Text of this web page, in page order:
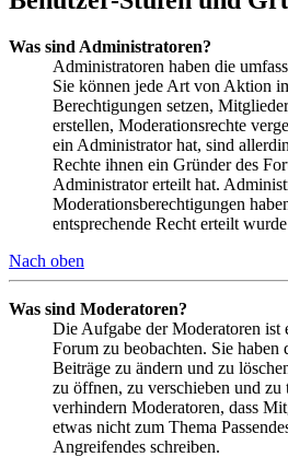
Was sind Administratoren?
Administratoren haben die
Sie können jede Art von Aktion
Berechtigungen setzen,
erstellen, Moderationsrechte
ein Administrator hat, sind
Rechte ihnen ein Gründer des
Administrator erteilt hat.
Moderationsberechtigungen
entsprechende Recht erteilt
Nach oben
Was sind Moderatoren?
Die Aufgabe der Moderatoren ist
Forum zu beobachten. Sie haben
Beiträge zu ändern und zu
zu öffnen, zu verschieben und
verhindern Moderatoren, dass
etwas nicht zum Thema
Angreifendes schreiben.